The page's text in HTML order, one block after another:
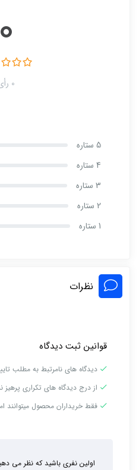
0
0 رأی
5 ستاره
4 ستاره
3 ستاره
2 ستاره
1 ستاره
نظرات
قوانین ثبت دیدگاه
دیدگاه های نامرتبط به مطلب
از درج دیدگاه های تکراری پرهیز
فقط خریداران محصول میتوانند
اولین نفری باشید که نظر می